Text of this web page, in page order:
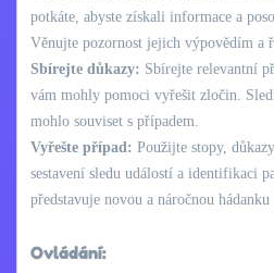
potkáte, abyste získali informace a
Věnujte pozornost jejich výpovědím a
Sbírejte důkazy: Sbírejte relevantní
vám mohly pomoci vyřešit zločin.
mohlo souviset s případem.
Vyřešte případ: Použijte stopy,
sestavení sledu událostí a identifikaci
představuje novou a náročnou hádanku
Ovládání: